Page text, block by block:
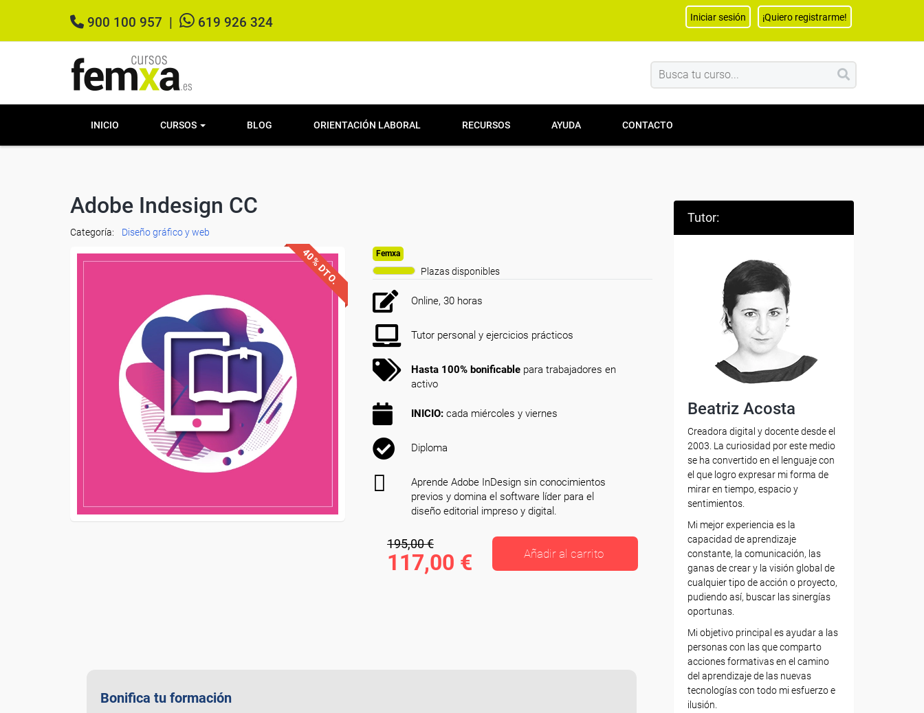
900 100 957 619 926 324 Iniciar sesión ¡Quiero registrarme!
INICIO CURSOS BLOG ORIENTACIÓN LABORAL RECURSOS AYUDA CONTACTO
Adobe Indesign CC
Categoría: Diseño gráfico y web
40% DTO. Femxa
Plazas disponibles
Online, 30 horas
Tutor personal y ejercicios prácticos
Hasta 100% bonificable para trabajadores en
activo
INICIO: cada miércoles y viernes
Diploma
Aprende Adobe InDesign sin conocimientos
previos y domina el software líder para el
diseño editorial impreso y digital.
195,00 €
117,00 € Añadir al carrito
Bonifica tu formación
Tutor:
Beatriz Acosta
Creadora digital y docente desde el
2003. La curiosidad por este medio
se ha convertido en el lenguaje con
el que logro expresar mi forma de
mirar en tiempo, espacio y
sentimientos.
Mi mejor experiencia es la
capacidad de aprendizaje
constante, la comunicación, las
ganas de crear y la visión global de
cualquier tipo de acción o proyecto,
pudiendo así, buscar las sinergías
oportunas.
Mi objetivo principal es ayudar a las
personas con las que comparto
acciones formativas en el camino
del aprendizaje de las nuevas
tecnologías con todo mi esfuerzo e
ilusión.